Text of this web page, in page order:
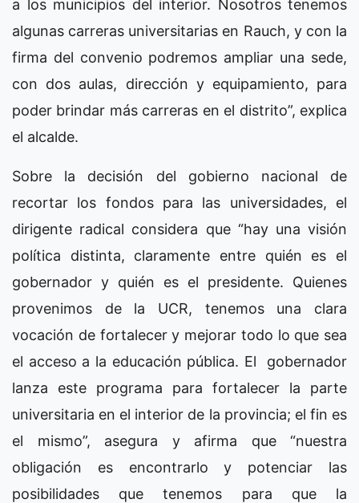
a los municipios del interior. Nosotros tenemos
algunas carreras universitarias en Rauch, y con la
firma del convenio podremos ampliar una sede,
con dos aulas, dirección y equipamiento, para
poder brindar más carreras en el distrito”, explica
el alcalde.
Sobre la decisión del gobierno nacional de
recortar los fondos para las universidades, el
dirigente radical considera que “hay una visión
política distinta, claramente entre quién es el
gobernador y quién es el presidente. Quienes
provenimos de la UCR, tenemos una clara
vocación de fortalecer y mejorar todo lo que sea
el acceso a la educación pública. El gobernador
lanza este programa para fortalecer la parte
universitaria en el interior de la provincia; el fin es
el mismo”, asegura y afirma que “nuestra
obligación es encontrarlo y potenciar las
posibilidades que tenemos para que la